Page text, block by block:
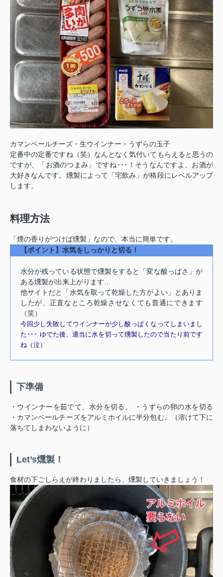
カマンベールチーズ・生ウインナー・うずらの玉子
定番中の定番ですね（笑）なんとなく気付いてもらえると思うの
ですが、「お酒のつまみ」ですね･･･！そうなんですよ、お酒が
大好きなんです。燻製によって「宅飲み」が格段にレベルアップ
します。
料理方法
「煙の香りがつけば燻製」なので、本当に簡単です。
【ポイント】水気をしっかりと切る！
水分が残っている状態で燻製をすると「変な酸っぱさ」が
ある燻製が出来上がります…
他サイトだと「水気を取って乾燥した方がよい」とありま
したが、正直なところ乾燥させなくても普通にできます
（笑）
今回少し失敗してウインナーが少し酸っぱくなってしまいまし
た･･･ ゆでた後、適当に水を切って燻製したので当たり前です
ね（泣）
下準備
・ウインナーを茹でて、水分を切る。 ・うずらの卵の水を切る
・カマンベールチーズをアルミホイルに半分包む。（溶けて下に
落ちてしまわないように）
Let’s燻製！
食材の下ごしらえが終わりましたら、燻製していきましょう！